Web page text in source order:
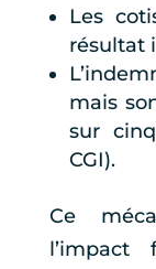
Les
résultat
mais
sur
CGI).
Ce